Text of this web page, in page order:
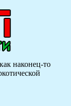
наконец-то